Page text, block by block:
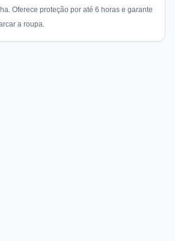
Oferece proteção por até 6 horas e garante
a roupa.